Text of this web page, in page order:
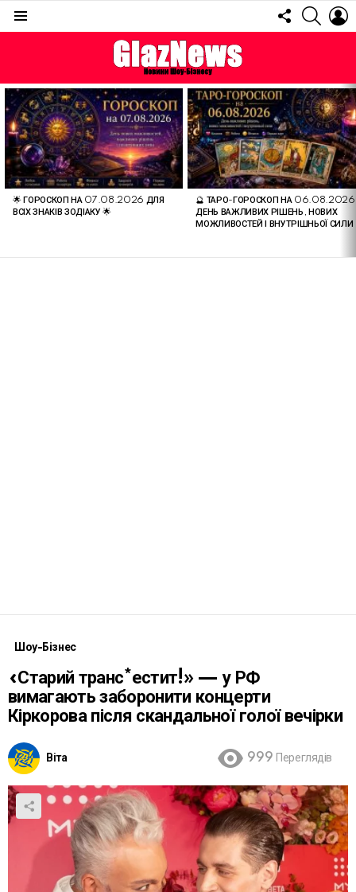
FOLLOW
US
ОСТАННІ
СТАТТІ
🌟 ГОРОСКОП НА 07.08.2026 ДЛЯ
ВСІХ ЗНАКІВ ЗОДІАКУ 🌟
🔮 ТАРО-ГОРОСКОП НА
ДЕНЬ ВАЖЛИВИХ РІШЕНЬ, НОВИХ
МОЖЛИВОСТЕЙ І ВНУТРІШНЬОЇ СИЛИ
Шоу-Бізнес
«Старий транс*естит!» — у РФ
вимагають заборонити концерти
Кіркорова після скандальної голої вечірки
Віта 999 Переглядів